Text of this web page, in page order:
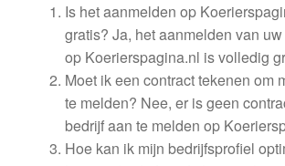
Is het aanmelden op
gratis? Ja, het aanmelden van
op Koerierspagina.nl is volledig
Moet ik een contract tekenen om
te melden? Nee, er is geen
bedrijf aan te melden op
Hoe kan ik mijn bedrijfsprofiel